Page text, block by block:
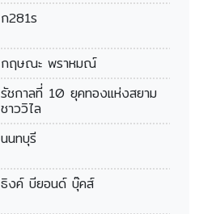
ก281ร
กฤษณะ พราหมณ์
รัชกาลที่ 10 ยุคทองแห่งสยาม
ชาววิไล
นนทบุรี
ธิงค์ บียอนด์ บุ๊คส์